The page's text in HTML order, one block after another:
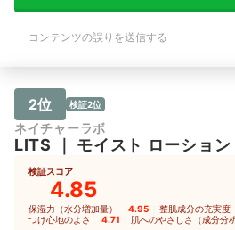
コンテンツの誤りを送信する
2位 検証2位
ネイチャーラボ
LITS モイスト ローション
検証スコア
4.85
保湿力（水分増加量） 4.95 整肌成分の充実度
つけ心地のよさ 4.71 肌へのやさしさ（成分分析